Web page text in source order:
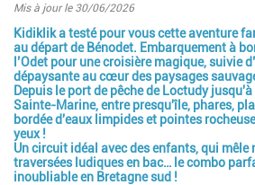
Mis à jour le 30/06/2026
Introduction
Kidiklik a testé pour vous cetteaventure
au départ de Bénodet. Embarquement à
l’Odet pour unecroisière magique, suivie
dépaysanteau cœur des paysages
Depuis le port de pêche de Loctudy
Sainte-Marine, entre presqu'île, phares,
bordée d'eaux limpides et pointes
yeux !
Uncircuit idéal avec des enfants, qui mêle
traversées ludiques en bac… le combo
inoubliable en Bretagne sud !